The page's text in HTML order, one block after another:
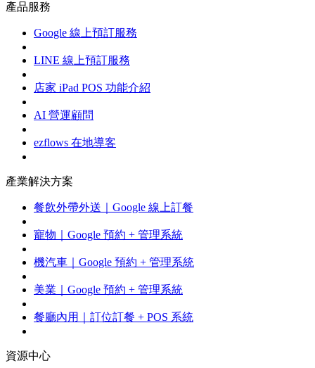
產品服務
Google 線上預訂服務
LINE 線上預訂服務
店家 iPad POS 功能介紹
AI 營運顧問
ezflows 在地導客
產業解決方案
餐飲外帶外送｜Google 線上訂餐
寵物｜Google 預約 + 管理系統
機汽車｜Google 預約 + 管理系統
美業｜Google 預約 + 管理系統
餐廳內用｜訂位訂餐 + POS 系統
資源中心